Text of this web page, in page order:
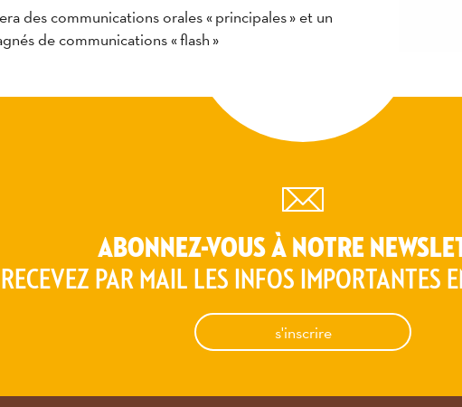
des communications orales « principales » et un
de communications « flash »
toute l'actualité
ABONNEZ-VOUS À NOTRE
RECEVEZ PAR MAIL LES INFOS IMPORTANTES
s'inscrire